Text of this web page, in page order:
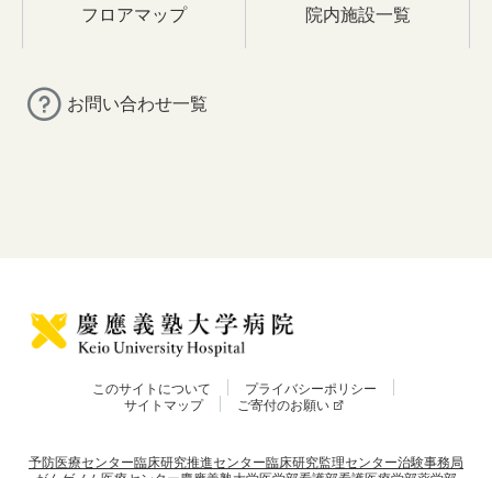
フロアマップ 院内施設一覧
お問い合わせ一覧
このサイトについて
プライバシーポリシー
サイトマップ
ご寄付のお願い
予防医療センター臨床研究推進センター臨床研究監理センター治験事務局